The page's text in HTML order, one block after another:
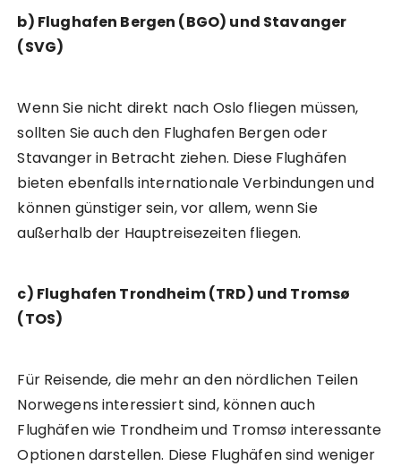
b) Flughafen Bergen (BGO) und Stavanger
(SVG)
Wenn Sie nicht direkt nach Oslo fliegen müssen,
sollten Sie auch den Flughafen Bergen oder
Stavanger in Betracht ziehen. Diese Flughäfen
bieten ebenfalls internationale Verbindungen und
können günstiger sein, vor allem, wenn Sie
außerhalb der Hauptreisezeiten fliegen.
c) Flughafen Trondheim (TRD) und Tromsø
(TOS)
Für Reisende, die mehr an den nördlichen Teilen
Norwegens interessiert sind, können auch
Flughäfen wie Trondheim und Tromsø interessante
Optionen darstellen. Diese Flughäfen sind weniger